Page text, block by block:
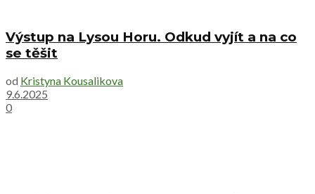
Výstup na Lysou Horu. Odkud vyjít a na co
se těšit
od Kristyna Kousalikova
9.6.2025
0